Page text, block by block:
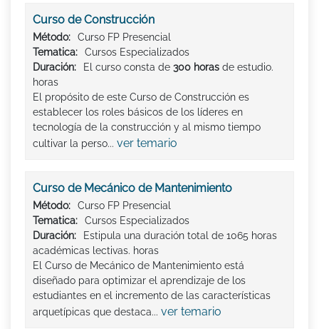
Curso de Construcción
Método:
Curso FP Presencial
Tematica:
Cursos Especializados
Duración:
El curso consta de 300 horas de estudio.
horas
El propósito de este Curso de Construcción es
establecer los roles básicos de los líderes en
tecnología de la construcción y al mismo tiempo
cultivar la perso... ver temario
Curso de Mecánico de Mantenimiento
Método:
Curso FP Presencial
Tematica:
Cursos Especializados
Duración:
Estipula una duración total de 1065 horas
académicas lectivas. horas
El Curso de Mecánico de Mantenimiento está
diseñado para optimizar el aprendizaje de los
estudiantes en el incremento de las características
arquetípicas que destaca... ver temario